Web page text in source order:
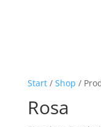
Start/ Shop /
Rosa